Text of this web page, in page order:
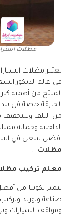
مظلات
تعتبر مظلات
في عالم الديكور
المنتج من أهمية
الحارقة خاصة في
من التلف
الداخلية وحماية
افضل شغل في
مظلات .
معلم تركيب
نتميز بكوننا من
صناعة وتوريد
ومواقف السيارات